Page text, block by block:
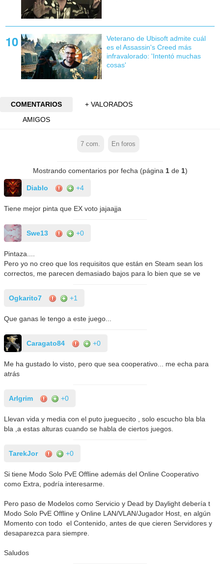
Veterano de Ubisoft admite cuál
es el Assassin's Creed más
infravalorado: 'Intentó muchas
cosas'
COMENTARIOS
+ VALORADOS
AMIGOS
7 com. En foros
Mostrando comentarios por fecha (página 1de 1)
Diablo +4
Tiene mejor pinta que EX voto jajaajja
Swe13 +0
Pintaza....
Pero yo no creo que los requisitos que están en Steam sean los
correctos, me parecen demasiado bajos para lo bien que se ve
Ogkarito7 +1
Que ganas le tengo a este juego...
Caragato84 +0
Me ha gustado lo visto, pero que sea cooperativo... me echa para
atrás
Arlgrim +0
Llevan vida y media con el puto jueguecito , solo escucho bla bla
bla ,a estas alturas cuando se habla de ciertos juegos.
TarekJor +0
Si tiene Modo Solo PvE Offline además del Online Cooperativo
como Extra, podría interesarme.
Pero paso de Modelos como Servicio y Dead by Daylight debería t
Modo Solo PvE Offline y Online LAN/VLAN/Jugador Host, en algún
Momento con todo el Contenido, antes de que cieren Servidores y
desaparezca para siempre.
Saludos